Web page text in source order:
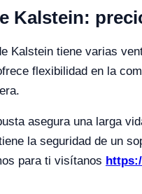
Kalstein:
Kalstein tiene varias
flexibilidad en la
asegura una larga
la seguridad de un
para ti visítanos